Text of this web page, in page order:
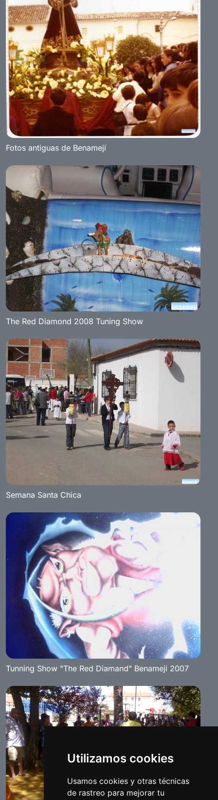
Utilizamos cookies
Usamos cookies y otras técnicas
de rastreo para mejorar tu
Fotos antiguas de Benamejí
The Red Diamond 2008 Tuning Show
Semana Santa Chica
Tunning Show "The Red Diamand" Benameji 2007